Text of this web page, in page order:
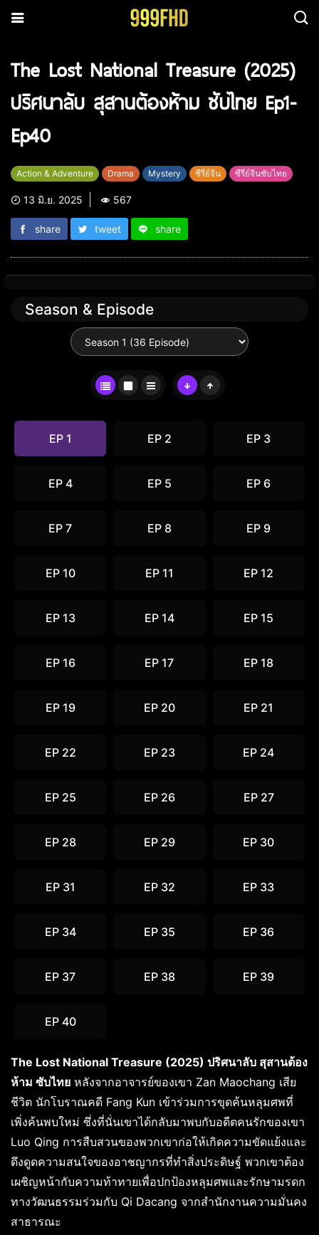
The Lost National Treasure (2025)
ปริศนาลับ สุสานต้องห้าม ซับไทย Ep1-
Ep40
Action & Adventure Drama Mystery ซีรี่ย์จีน ซีรี่ย์จีนซับไทย
13 มิ.ย. 2025 567
share tweet share
Season & Episode
EP 1 EP 2 EP 3
EP 4 EP 5 EP 6
EP 7 EP 8 EP 9
EP 10 EP 11 EP 12
EP 13 EP 14 EP 15
EP 16 EP 17 EP 18
EP 19 EP 20 EP 21
EP 22 EP 23 EP 24
EP 25 EP 26 EP 27
EP 28 EP 29 EP 30
EP 31 EP 32 EP 33
EP 34 EP 35 EP 36
EP 37 EP 38 EP 39
EP 40
The Lost National Treasure (2025) ปริศนาลับ สุสานต้อง
ห้าม ซับไทย หลังจากอาจารย์ของเขา Zan Maochang เสีย
ชีวิต นักโบราณคดี Fang Kun เข้าร่วมการขุดค้นหลุมศพที่
เพิ่งค้นพบใหม่ ซึ่งที่นั่นเขาได้กลับมาพบกับอดีตคนรักของเขา
Luo Qing การสืบสวนของพวกเขาก่อให้เกิดความขัดแย้งและ
ดึงดูดความสนใจของอาชญากรที่ทำสิ่งประดิษฐ์ พวกเขาต้อง
เผชิญหน้ากับความท้าทายเพื่อปกป้องหลุมศพและรักษามรดก
ทางวัฒนธรรมร่วมกับ Qi Dacang จากสำนักงานความมั่นคง
สาธารณะ